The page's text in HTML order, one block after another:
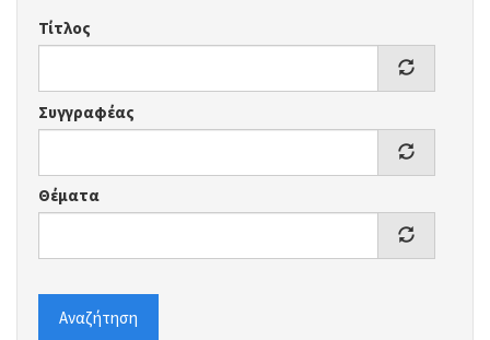
Τίτλος
Συγγραφέας
Θέματα
Αναζήτηση